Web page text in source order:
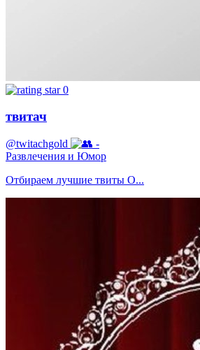
0
твитач
@twitachgold
-
Развлечения и Юмор
Отбираем лучшие твиты О...